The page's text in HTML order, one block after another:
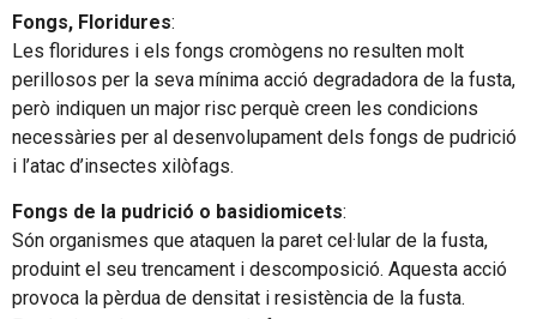
Fongs, Floridures:
Les floridures i els fongs cromògens no resulten molt
perillosos per la seva mínima acció degradadora de la fusta,
però indiquen un major risc perquè creen les condicions
necessàries per al desenvolupament dels fongs de pudrició
i l’atac d’insectes xilòfags.
Fongs de la pudrició o basidiomicets:
Són organismes que ataquen la paret cel·lular de la fusta,
produint el seu trencament i descomposició. Aquesta acció
provoca la pèrdua de densitat i resistència de la fusta.